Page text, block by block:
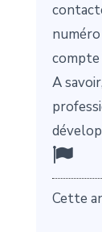
compte
A
Cette